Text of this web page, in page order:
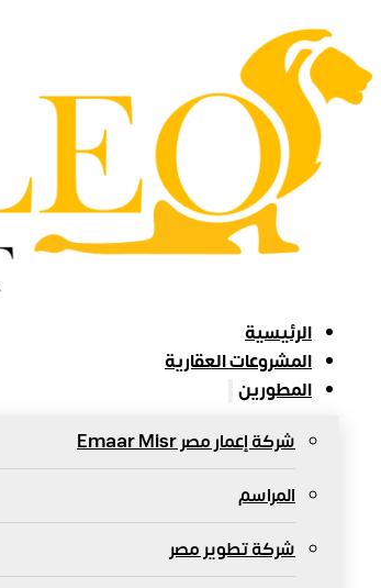
الرئيسية
المشروعات العقارية
المطورين
شركة إعمار مصر Emaar Misr
المراسم
شركة تطوير مصر